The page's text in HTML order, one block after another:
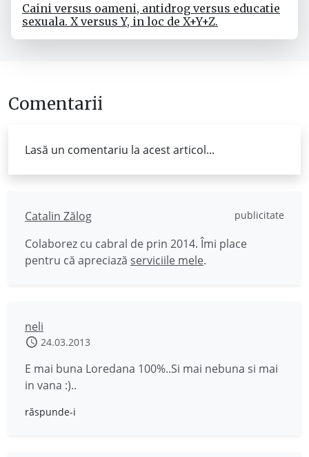
Caini versus oameni, antidrog versus educatie
sexuala. X versus Y, in loc de X+Y+Z.
Comentarii
Lasă un comentariu la acest articol...
Catalin Zălog publicitate
Colaborez cu cabral de prin 2014. Îmi place
pentru că apreciază serviciile mele.
neli
24.03.2013
E mai buna Loredana 100%..Si mai nebuna si mai
in vana :)..
răspunde-i